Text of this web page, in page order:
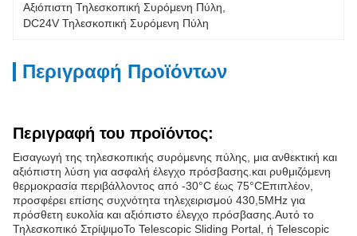
Αξιόπιστη Τηλεσκοπική Συρόμενη Πύλη
DC24V Τηλεσκοπική Συρόμενη Πύλη
Περιγραφή Προϊόντων
Περιγραφή του προϊόντος:
Εισαγωγή της τηλεσκοπικής συρόμενης πύλης, μια ανθεκτική και
αξιόπιστη λύση για ασφαλή έλεγχο πρόσβασης.και ρυθμιζόμενη
θερμοκρασία περιβάλλοντος από -30°C έως 75°CΕπιπλέον,
προσφέρει επίσης συχνότητα τηλεχειρισμού 430,5MHz για
πρόσθετη ευκολία και αξιόπιστο έλεγχο πρόσβασης.Αυτό το
Τηλεσκοπικό ΣτρίψιμοΤο Telescopic Sliding Portal, ή Telescopic